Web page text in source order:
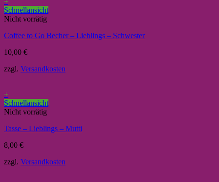
Schnellansicht
Nicht vorrätig
Coffee to Go Becher – Lieblings – Schwester
10,00 €
zzgl. Versandkosten
+
Schnellansicht
Nicht vorrätig
Tasse – Lieblings – Mutti
8,00 €
zzgl. Versandkosten